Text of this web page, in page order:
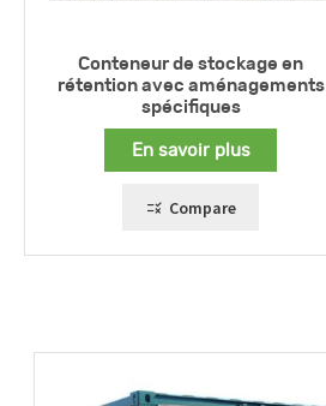
Conteneur de stockage en
rétention avec aménagements
spécifiques
En savoir plus
Compare